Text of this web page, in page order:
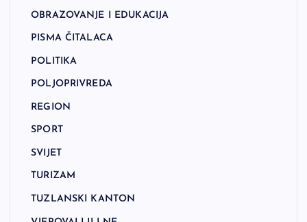
OBRAZOVANJE I EDUKACIJA
PISMA ČITALACA
POLITIKA
POLJOPRIVREDA
REGION
SPORT
SVIJET
TURIZAM
TUZLANSKI KANTON